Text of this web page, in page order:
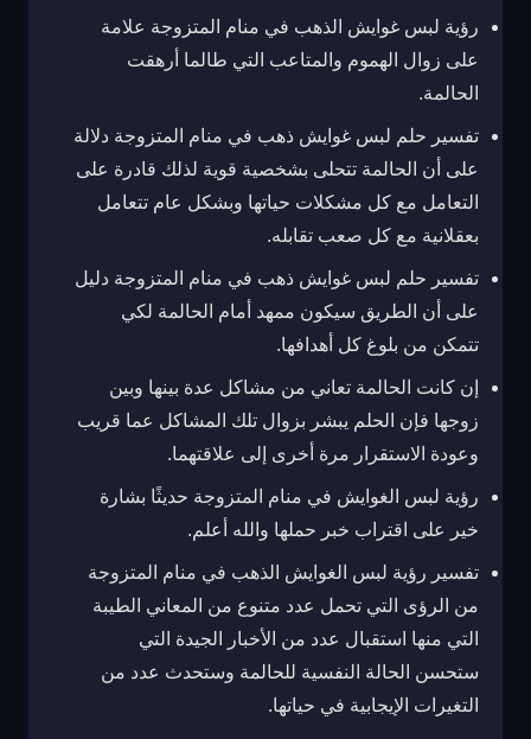
رؤية لبس غوايش الذهب في منام المتزوجة علامة
على زوال الهموم والمتاعب التي طالما أرهقت
الحالمة.
تفسير حلم لبس غوايش ذهب في منام المتزوجة دلالة
على أن الحالمة تتحلى بشخصية قوية لذلك قادرة على
التعامل مع كل مشكلات حياتها وبشكل عام تتعامل
بعقلانية مع كل صعب تقابله.
تفسير حلم لبس غوايش ذهب في منام المتزوجة دليل
على أن الطريق سيكون ممهد أمام الحالمة لكي
تتمكن من بلوغ كل أهدافها.
إن كانت الحالمة تعاني من مشاكل عدة بينها وبين
زوجها فإن الحلم يبشر بزوال تلك المشاكل عما قريب
وعودة الاستقرار مرة أخرى إلى علاقتهما.
رؤية لبس الغوايش في منام المتزوجة حديثًا بشارة
خير على اقتراب خبر حملها والله أعلم.
تفسير رؤية لبس الغوايش الذهب في منام المتزوجة
من الرؤى التي تحمل عدد متنوع من المعاني الطيبة
التي منها استقبال عدد من الأخبار الجيدة التي
ستحسن الحالة النفسية للحالمة وستحدث عدد من
التغيرات الإيجابية في حياتها.